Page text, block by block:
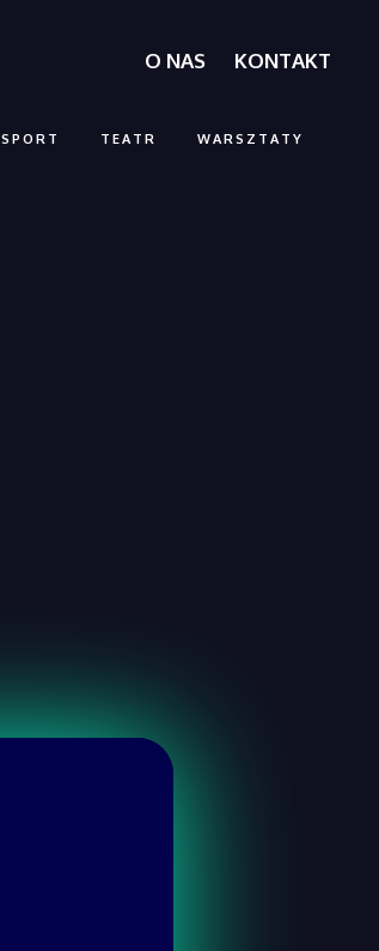
O NAS KONTAKT
SPORT TEATR WARSZTATY